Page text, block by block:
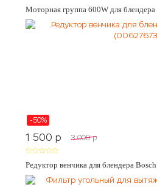
Моторная группа 600W для
-50%
1 500 p 3 000 p
Редуктор венчика для блендера